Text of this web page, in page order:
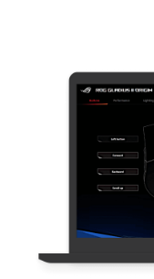
Interaktiv
Airport -